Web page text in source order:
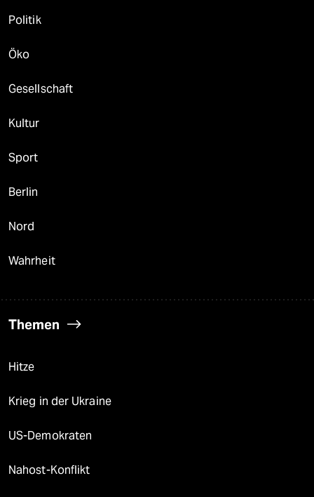
Politik
Öko
Gesellschaft
Kultur
Sport
Berlin
Nord
Wahrheit
Themen
Hitze
Krieg in der Ukraine
US-Demokraten
Nahost-Konflikt